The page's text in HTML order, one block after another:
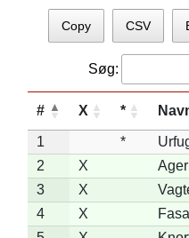
Copy CSV
Søg:
# X *
1 *
2
X
3
X
4
X